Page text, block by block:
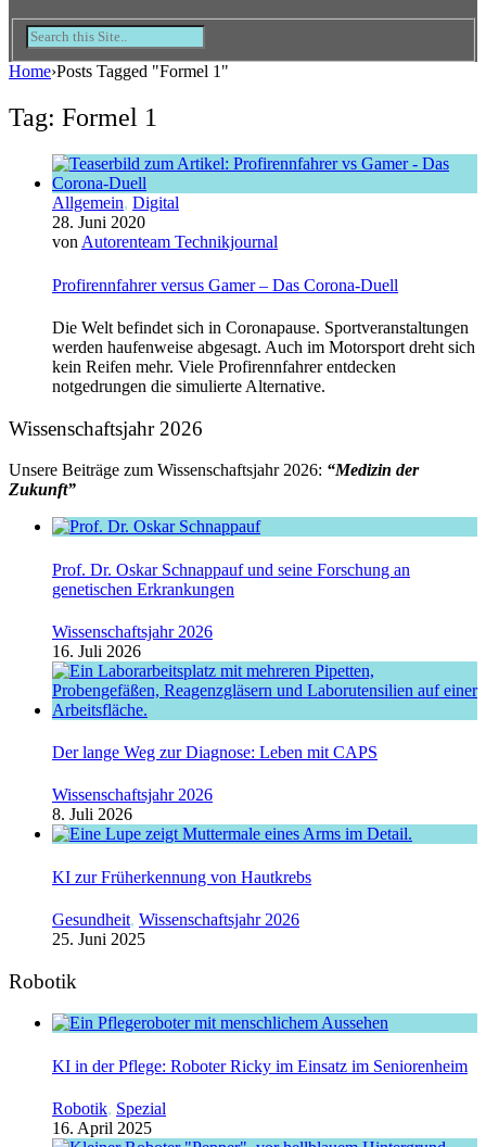
Home›Posts Tagged "Formel 1"
Tag: Formel 1
Allgemein, Digital
28. Juni 2020
von Autorenteam Technikjournal
Profirennfahrer versus Gamer – Das Corona-Duell
Die Welt befindet sich in Coronapause. Sportveranstaltungen
werden haufenweise abgesagt. Auch im Motorsport dreht sich
kein Reifen mehr. Viele Profirennfahrer entdecken
notgedrungen die simulierte Alternative.
Wissenschaftsjahr 2026
Unsere Beiträge zum Wissenschaftsjahr 2026: “Medizin der
Zukunft”
Prof. Dr. Oskar Schnappauf und seine Forschung an
genetischen Erkrankungen
Wissenschaftsjahr 2026
16. Juli 2026
Der lange Weg zur Diagnose: Leben mit CAPS
Wissenschaftsjahr 2026
8. Juli 2026
KI zur Früherkennung von Hautkrebs
Gesundheit, Wissenschaftsjahr 2026
25. Juni 2025
Robotik
KI in der Pflege: Roboter Ricky im Einsatz im Seniorenheim
Robotik, Spezial
16. April 2025